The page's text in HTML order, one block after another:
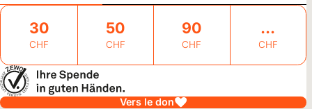
30
CHF
50
CHF
90
CHF CHF
Vers le don